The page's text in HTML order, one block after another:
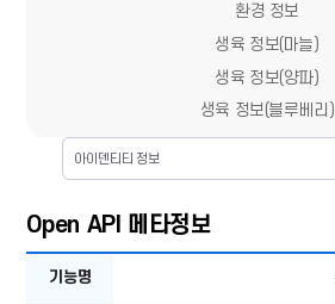
환경 정보
생육 정보(마늘)
생육 정보(양파)
생육 정보(블루베리)
아이덴티티 정보
Open API 메타정보
기능명